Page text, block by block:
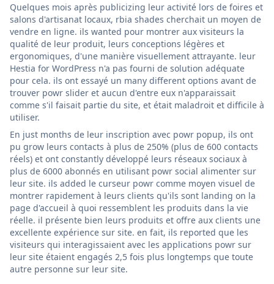
Quelques mois après publicizing leur activité lors de foires et
salons d'artisanat locaux, rbia shades cherchait un moyen de
vendre en ligne. ils wanted pour montrer aux visiteurs la
qualité de leur produit, leurs conceptions légères et
ergonomiques, d'une manière visuellement attrayante. leur
Hestia for WordPress n'a pas fourni de solution adéquate
pour cela. ils ont essayé un many different options avant de
trouver powr slider et aucun d'entre eux n'apparaissait
comme s'il faisait partie du site, et était maladroit et difficile à
utiliser.
En just months de leur inscription avec powr popup, ils ont
pu grow leurs contacts à plus de 250% (plus de 600 contacts
réels) et ont constantly développé leurs réseaux sociaux à
plus de 6000 abonnés en utilisant powr social alimenter sur
leur site. ils added le curseur powr comme moyen visuel de
montrer rapidement à leurs clients qu'ils sont landing on la
page d'accueil à quoi ressemblent les produits dans la vie
réelle. il présente bien leurs produits et offre aux clients une
excellente expérience sur site. en fait, ils reported que les
visiteurs qui interagissaient avec les applications powr sur
leur site étaient engagés 2,5 fois plus longtemps que toute
autre personne sur leur site.